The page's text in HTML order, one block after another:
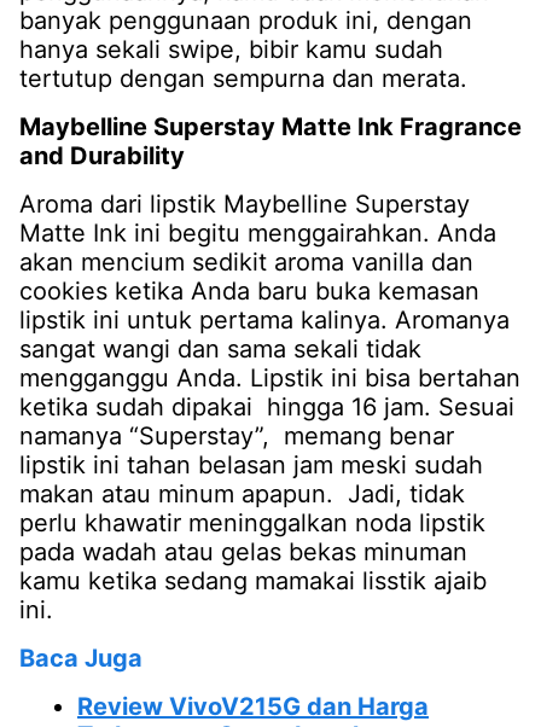
banyak penggunaan produk ini, dengan
hanya sekali swipe, bibir kamu sudah
tertutup dengan sempurna dan merata.
Maybelline Superstay Matte Ink Fragrance
and Durability
Aroma dari lipstik Maybelline Superstay
Matte Ink ini begitu menggairahkan. Anda
akan mencium sedikit aroma vanilla dan
cookies ketika Anda baru buka kemasan
lipstik ini untuk pertama kalinya. Aromanya
sangat wangi dan sama sekali tidak
mengganggu Anda. Lipstik ini bisa bertahan
ketika sudah dipakai hingga 16 jam. Sesuai
namanya “Superstay”, memang benar
lipstik ini tahan belasan jam meski sudah
makan atau minum apapun. Jadi, tidak
perlu khawatir meninggalkan noda lipstik
pada wadah atau gelas bekas minuman
kamu ketika sedang mamakai lisstik ajaib
ini.
Baca Juga
Review VivoV215G dan Harga